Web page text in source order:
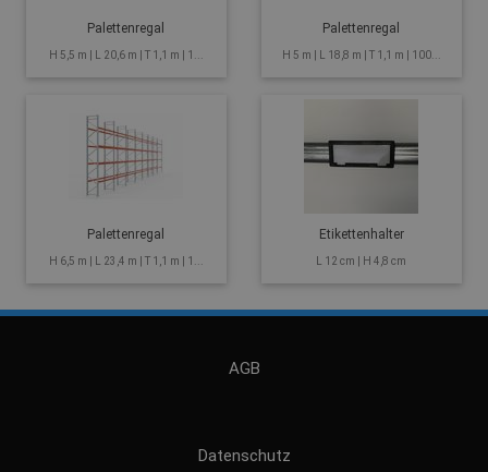
Palettenregal
H 5,5 m | L 20,6 m | T 1,1 m | 1...
Palettenregal
H 5 m | L 18,8 m | T 1,1 m | 100...
Palettenregal
H 6,5 m | L 23,4 m | T 1,1 m | 1...
Etikettenhalter
L 12 cm | H 4,8 cm
AGB
Datenschutz